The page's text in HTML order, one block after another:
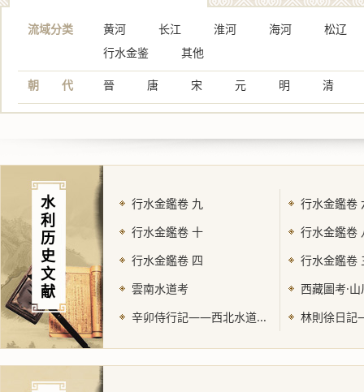
流域分类 黄河 长江 淮河 海河
松辽
行水金鉴
其他
朝 代 晉 唐 宋 元 明 清
水
利
历
史
文
献
行水金鑑卷 九
行水金鑑卷
行水金鑑卷 十
行水金鑑卷
行水金鑑卷 四
行水金鑑卷
雲南水道考
西藏圖考·
辛卯侍行記——西北水道...
林則徐日